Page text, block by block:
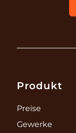
Produkt
Preise
Gewerke